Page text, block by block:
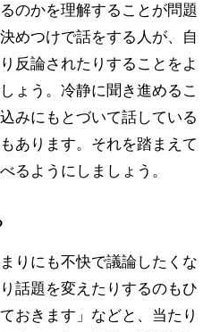
のかを理解することが問題
めつけで話をする人が、自
反論されたりすることをよ
ょう。冷静に聞き進めるこ
みにもとづいて話している
あります。それを踏まえて
るようにしましょう。
りにも不快で議論したくな
話題を変えたりするのもひ
おきます」などと、当たり